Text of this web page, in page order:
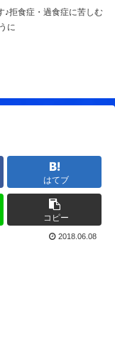
♪拒食症・過食症に苦しむ
に
はてブ
コピー
2018.06.08